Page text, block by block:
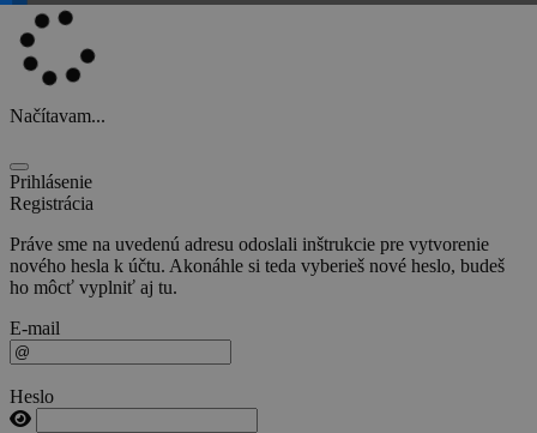
Načítavam...
Prihlásenie
Registrácia
Práve sme na uvedenú adresu odoslali inštrukcie pre vytvorenie
nového hesla k účtu. Akonáhle si teda vyberieš nové heslo, budeš
ho môcť vyplniť aj tu.
E-mail
Heslo